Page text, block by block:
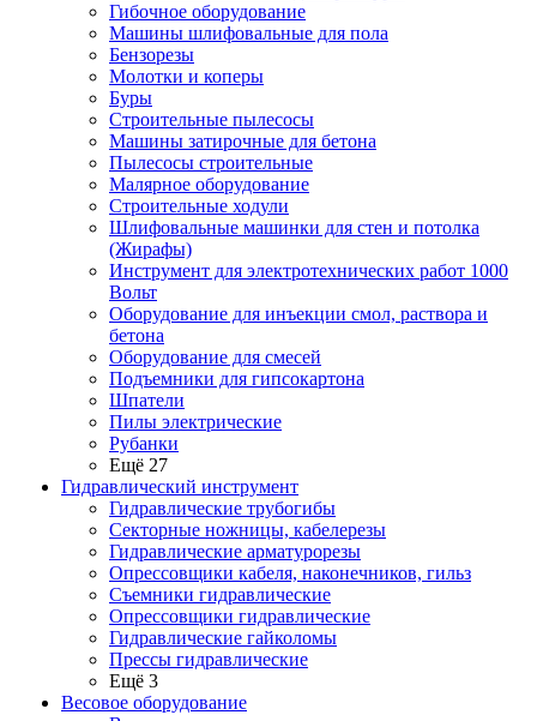
Гибочное оборудование
Машины шлифовальные для пола
Бензорезы
Молотки и коперы
Буры
Строительные пылесосы
Машины затирочные для бетона
Пылесосы строительные
Малярное оборудование
Строительные ходули
Шлифовальные машинки для стен и потолка
(Жирафы)
Инструмент для электротехнических работ 1000
Вольт
Оборудование для инъекции смол, раствора и
бетона
Оборудование для смесей
Подъемники для гипсокартона
Шпатели
Пилы электрические
Рубанки
Ещё 27
Гидравлический инструмент
Гидравлические трубогибы
Секторные ножницы, кабелерезы
Гидравлические арматурорезы
Опрессовщики кабеля, наконечников, гильз
Съемники гидравлические
Опрессовщики гидравлические
Гидравлические гайколомы
Прессы гидравлические
Ещё 3
Весовое оборудование